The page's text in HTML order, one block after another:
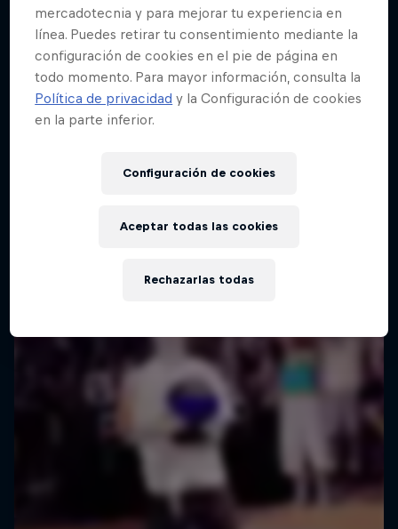
mercadotecnia y para mejorar tu experiencia en
línea. Puedes retirar tu consentimiento mediante la
configuración de cookies en el pie de página en
todo momento. Para mayor información, consulta la
Política de privacidad y la Configuración de cookies
en la parte inferior.
Configuración de cookies
Rechazarlas todas
Aceptar todas las cookies